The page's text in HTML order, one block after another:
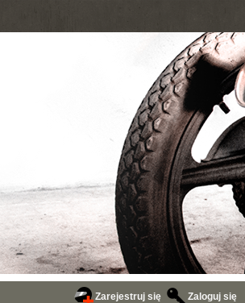
Zaloguj się
Zarejestruj się